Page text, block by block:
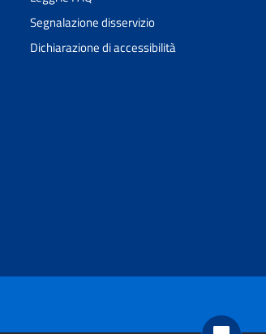
Segnalazione disservizio
Dichiarazione di accessibilità